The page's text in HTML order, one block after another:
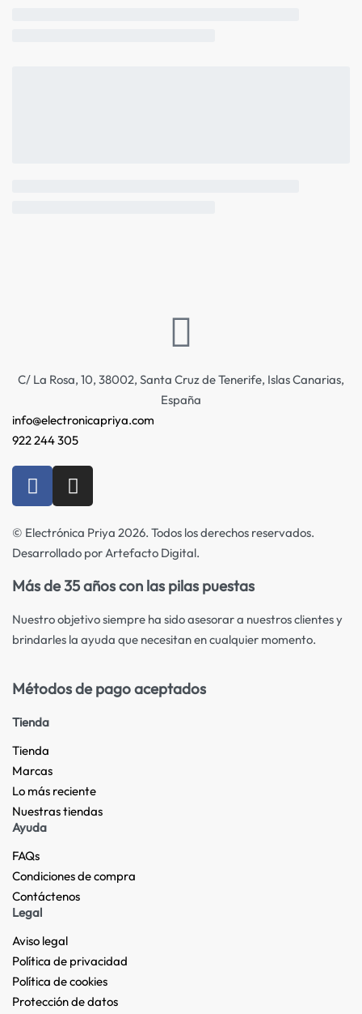
C/ La Rosa, 10, 38002, Santa Cruz de Tenerife, Islas Canarias,
España
info@electronicapriya.com
922 244 305
© Electrónica Priya 2026. Todos los derechos reservados.
Desarrollado por Artefacto Digital.
Más de 35 años con las pilas puestas
Nuestro objetivo siempre ha sido asesorar a nuestros clientes y
brindarles la ayuda que necesitan en cualquier momento.
Métodos de pago aceptados
Tienda
Tienda
Marcas
Lo más reciente​
Nuestras tiendas​
Ayuda
FAQs
Condiciones de compra
Contáctenos
Legal
Aviso legal
Política de privacidad
Política de cookies
Protección de datos